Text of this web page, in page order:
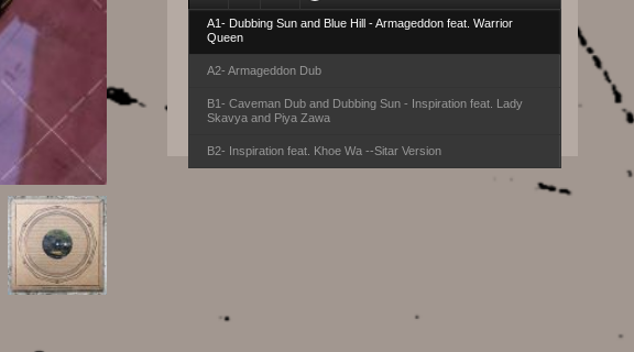
A1- Dubbing Sun and Blue Hill - Armageddon feat. Warrior
Queen
A2- Armageddon Dub
B1- Caveman Dub and Dubbing Sun - Inspiration feat. Lady
Skavya and Piya Zawa
B2- Inspiration feat. Khoe Wa --Sitar Version